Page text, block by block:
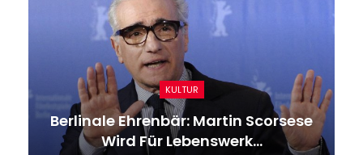
KULTUR
Berlinale Ehrenbär: Martin Scorsese
Wird Für Lebenswerk…